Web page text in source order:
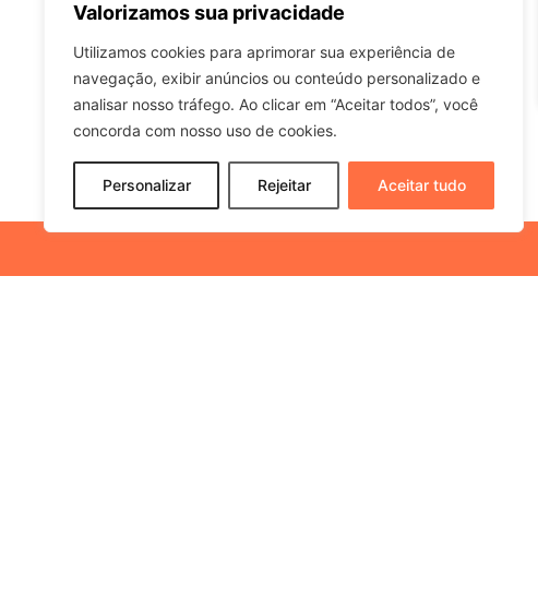
Valorizamos sua privacidade
Utilizamos cookies para aprimorar sua experiência de
navegação, exibir anúncios ou conteúdo personalizado e
analisar nosso tráfego. Ao clicar em “Aceitar todos”, você
concorda com nosso uso de cookies.
Personalizar Rejeitar Aceitar tudo
LER MAIS »
2 de janeiro de 2020 Nenhum comentário